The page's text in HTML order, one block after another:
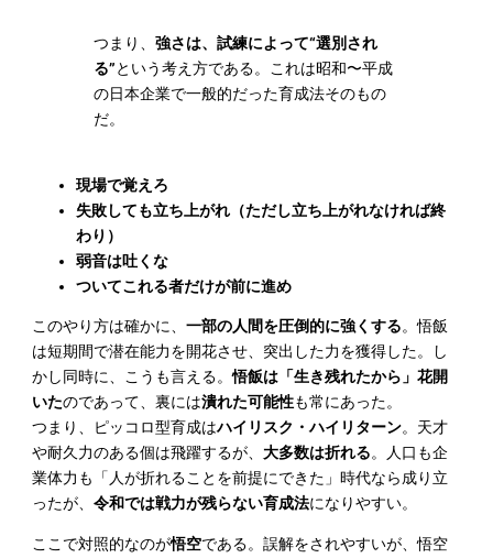
つまり、強さは、試練によって“選別され
る”という考え方である。これは昭和〜平成
の日本企業で一般的だった育成法そのもの
だ。
現場で覚えろ
失敗しても立ち上がれ（ただし立ち上がれなければ終
わり）
弱音は吐くな
ついてこれる者だけが前に進め
このやり方は確かに、一部の人間を圧倒的に強くする。悟飯
は短期間で潜在能力を開花させ、突出した力を獲得した。し
かし同時に、こうも言える。悟飯は「生き残れたから」花開
いたのであって、裏には潰れた可能性も常にあった。
つまり、ピッコロ型育成はハイリスク・ハイリターン。天才
や耐久力のある個は飛躍するが、大多数は折れる。人口も企
業体力も「人が折れることを前提にできた」時代なら成り立
ったが、令和では戦力が残らない育成法になりやすい。
ここで対照的なのが悟空である。誤解をされやすいが、悟空